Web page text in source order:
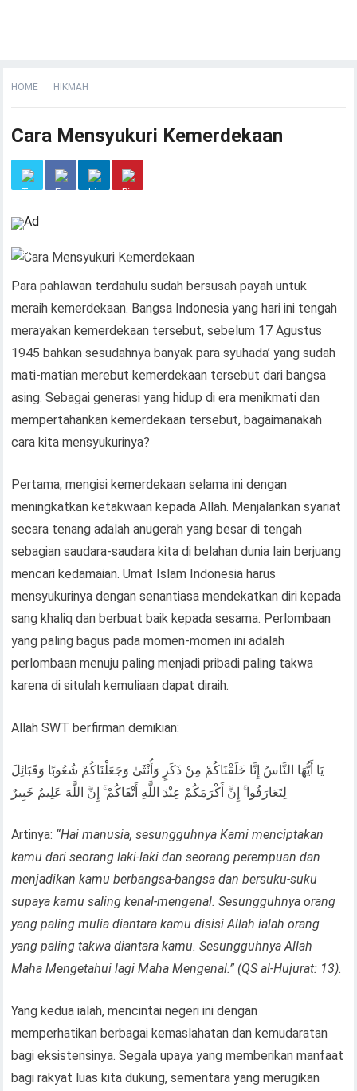
HOME HIKMAH
Cara Mensyukuri Kemerdekaan
Para pahlawan terdahulu sudah bersusah payah untuk
meraih kemerdekaan. Bangsa Indonesia yang hari ini tengah
merayakan kemerdekaan tersebut, sebelum 17 Agustus
1945 bahkan sesudahnya banyak para syuhada’ yang sudah
mati-matian merebut kemerdekaan tersebut dari bangsa
asing. Sebagai generasi yang hidup di era menikmati dan
mempertahankan kemerdekaan tersebut, bagaimanakah
cara kita mensyukurinya?
Pertama, mengisi kemerdekaan selama ini dengan
meningkatkan ketakwaan kepada Allah. Menjalankan syariat
secara tenang adalah anugerah yang besar di tengah
sebagian saudara-saudara kita di belahan dunia lain berjuang
mencari kedamaian. Umat Islam Indonesia harus
mensyukurinya dengan senantiasa mendekatkan diri kepada
sang khaliq dan berbuat baik kepada sesama. Perlombaan
yang paling bagus pada momen-momen ini adalah
perlombaan menuju paling menjadi pribadi paling takwa
karena di situlah kemuliaan dapat diraih.
Allah SWT berfirman demikian:
يَا أَيُّهَا النَّاسُ إِنَّا خَلَقْنَاكُمْ مِنْ ذَكَرٍ وَأُنْثَىٰ وَجَعَلْنَاكُمْ شُعُوبًا وَقَبَائِلَ
لِتَعَارَفُوا ۚ إِنَّ أَكْرَمَكُمْ عِنْدَ اللَّهِ أَتْقَاكُمْ ۚ إِنَّ اللَّهَ عَلِيمٌ خَبِيرٌ
Artinya: “Hai manusia, sesungguhnya Kami menciptakan
kamu dari seorang laki-laki dan seorang perempuan dan
menjadikan kamu berbangsa-bangsa dan bersuku-suku
supaya kamu saling kenal-mengenal. Sesungguhnya orang
yang paling mulia diantara kamu disisi Allah ialah orang
yang paling takwa diantara kamu. Sesungguhnya Allah
Maha Mengetahui lagi Maha Mengenal.” (QS al-Hujurat: 13).
Yang kedua ialah, mencintai negeri ini dengan
memperhatikan berbagai kemaslahatan dan kemudaratan
bagi eksistensinya. Segala upaya yang memberikan manfaat
bagi rakyat luas kita dukung, sementara yang merugikan